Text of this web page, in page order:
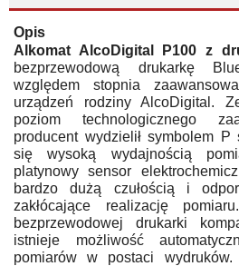
Opis
Alkomat AlcoDigital P100 z
bezprzewodową drukarkę
względem stopnia
urządzeń rodziny AlcoDigital.
poziom technologicznego
producent wydzielił symbolem P
się wysoką wydajnością
platynowy sensor
bardzo dużą czułością i
zakłócające realizację
bezprzewodowej drukarki
istnieje możliwość
pomiarów w postaci